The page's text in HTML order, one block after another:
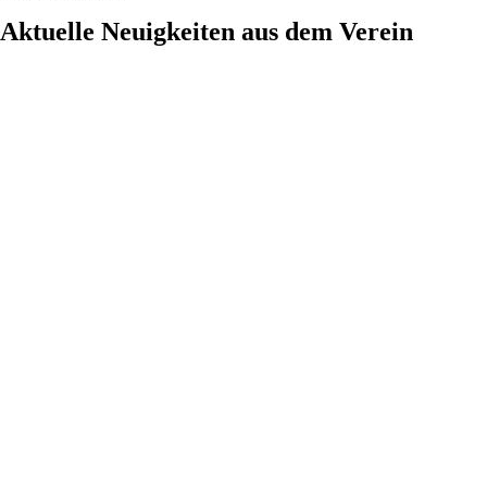
Aktuelle Neuigkeiten aus dem Verein